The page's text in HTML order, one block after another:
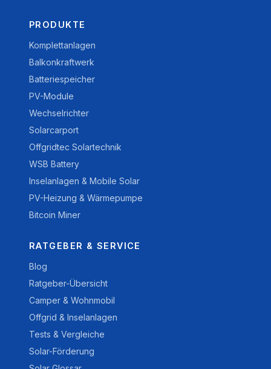
PRODUKTE
Komplettanlagen
Balkonkraftwerk
Batteriespeicher
PV-Module
Wechselrichter
Solarcarport
Offgridtec Solartechnik
WSB Battery
Inselanlagen & Mobile Solar
PV-Heizung & Wärmepumpe
Bitcoin Miner
RATGEBER & SERVICE
Blog
Ratgeber-Übersicht
Camper & Wohnmobil
Offgrid & Inselanlagen
Tests & Vergleiche
Solar-Förderung